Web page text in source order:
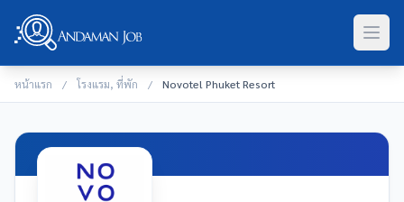
หน้าแรก / โรงแรม, ที่พัก / Novotel Phuket Resort